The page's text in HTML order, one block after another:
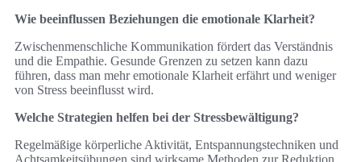
Wie beeinflussen Beziehungen die emotionale Klarheit?
Zwischenmenschliche Kommunikation fördert das Verständnis
und die Empathie. Gesunde Grenzen zu setzen kann dazu
führen, dass man mehr emotionale Klarheit erfährt und weniger
von Stress beeinflusst wird.
Welche Strategien helfen bei der Stressbewältigung?
Regelmäßige körperliche Aktivität, Entspannungstechniken und